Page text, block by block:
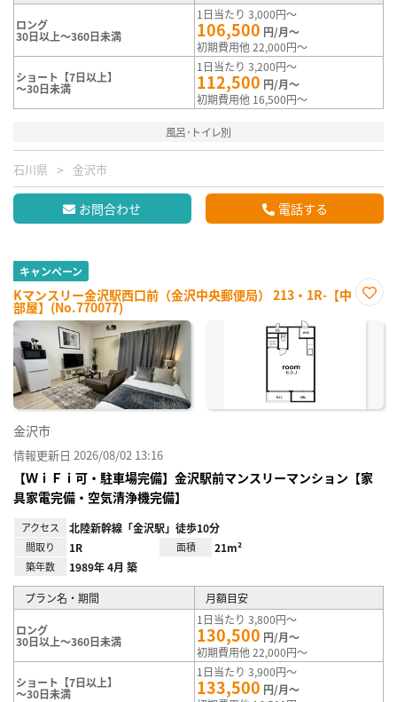
ロング
30日以上～360日未満
1日当たり 3,000円～
106,500 円/月～
初期費用他 22,000円～
ショート【7日以上】
～30日未満
1日当たり 3,200円～
112,500 円/月～
初期費用他 16,500円～
風呂･トイレ別
石川県 金沢市
お問合わせ 電話する
キャンペーン
Kマンスリー金沢駅西口前（金沢中央郵便局） 213・1R-【中
部屋】(No.770077)
に入
金沢市
情報更新日 2026/08/02 13:16
【ＷｉＦｉ可・駐車場完備】金沢駅前マンスリーマンション【家
具家電完備・空気清浄機完備】
アクセス 北陸新幹線「金沢駅」徒歩10分
間取り 1R 面積 21m²
築年数 1989年 4月 築
プラン名・期間 月額目安
ロング
30日以上～360日未満
1日当たり 3,800円～
130,500 円/月～
初期費用他 22,000円～
ショート【7日以上】
～30日未満
1日当たり 3,900円～
133,500 円/月～